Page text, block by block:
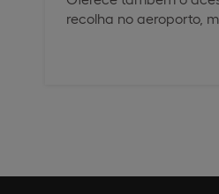
recolha no aeroporto,